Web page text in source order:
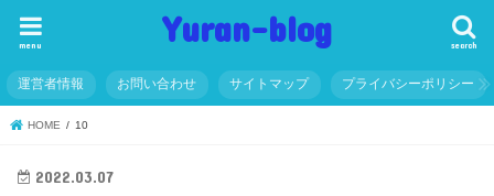
Yuran-blog search
menu
運営者情報 お問い合わせ サイトマップ プライバシーポリシー
HOME 10
2022.03.07